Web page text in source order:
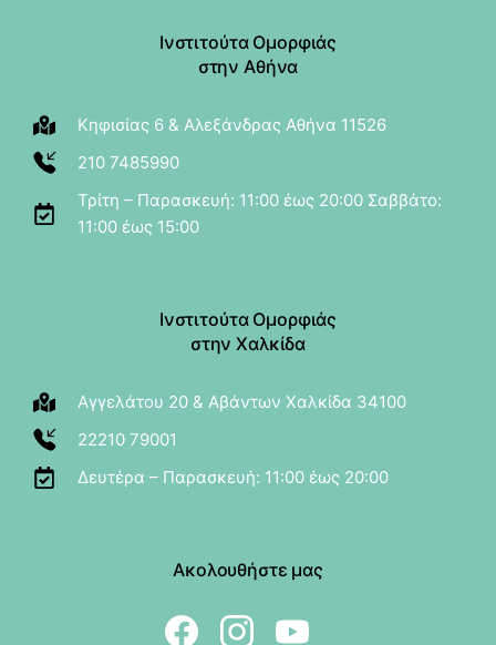
Ινστιτούτα Ομορφιάς
στην Αθήνα
Κηφισίας 6 & Αλεξάνδρας Αθήνα 11526
210 7485990
Τρίτη – Παρασκευή: 11:00 έως 20:00 Σαββάτο:
11:00 έως 15:00
Ινστιτούτα Ομορφιάς
στην Χαλκίδα
Αγγελάτου 20 & Αβάντων Χαλκίδα 34100
22210 79001
Δευτέρα – Παρασκευή: 11:00 έως 20:00
Ακολουθήστε μας